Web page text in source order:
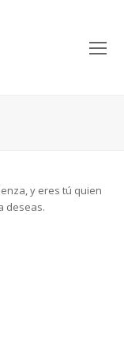
y eres tú quien
deseas.